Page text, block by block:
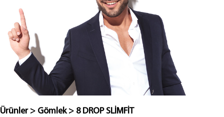
Ürünler> Gömlek> 8 DROP SLİMFİT